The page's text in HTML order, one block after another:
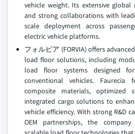
vehicle weight. Its extensive
and strong collaborations with
scale deployment across
electric vehicle platforms.
フォルビア (FORVIA) offers
load floor solutions, including
load floor systems designed
conventional vehicles. Faurecia
composite materials, optimized
integrated cargo solutions to
vehicle efficiency. With strong R&D
OEM partnerships, the